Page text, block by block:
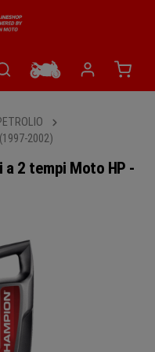
Il
2002)
a 2 tempi Moto HP -